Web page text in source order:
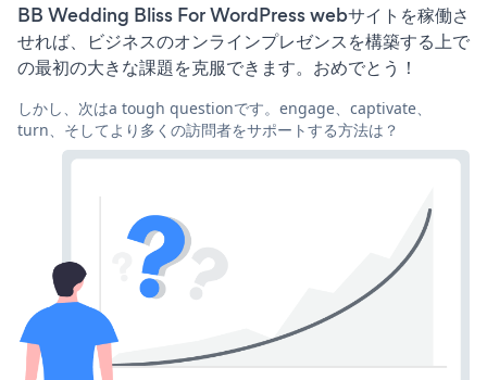
BB Wedding Bliss For WordPress webサイトを稼働さ
せれば、ビジネスのオンラインプレゼンスを構築する上で
の最初の大きな課題を克服できます。おめでとう！
しかし、次はa tough questionです。engage、captivate、
turn、そしてより多くの訪問者をサポートする方法は？